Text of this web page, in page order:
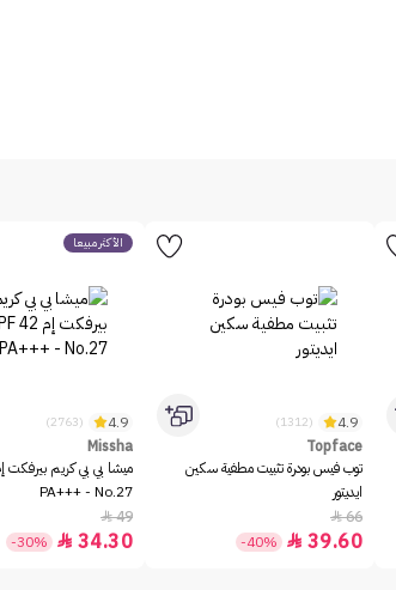
4.9
(1312)
Topface
توب فيس بودرة تثبيت مطفية سكين
ايديتور
66

39.60

-40%
الأكثر مبيعاً
4.9
(2763)
Missha
PA+++ - No.27
49

34.30

-30%